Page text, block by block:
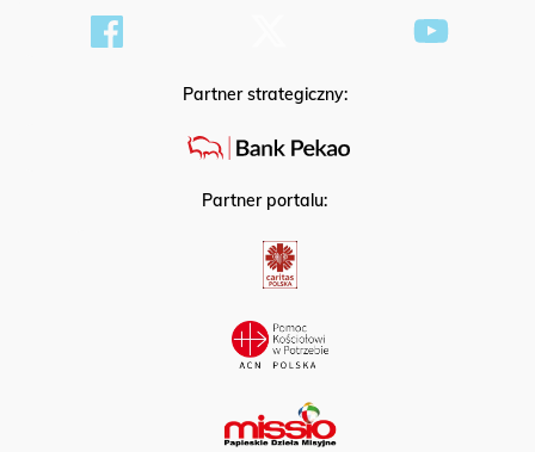
Partner strategiczny:
Partner portalu: